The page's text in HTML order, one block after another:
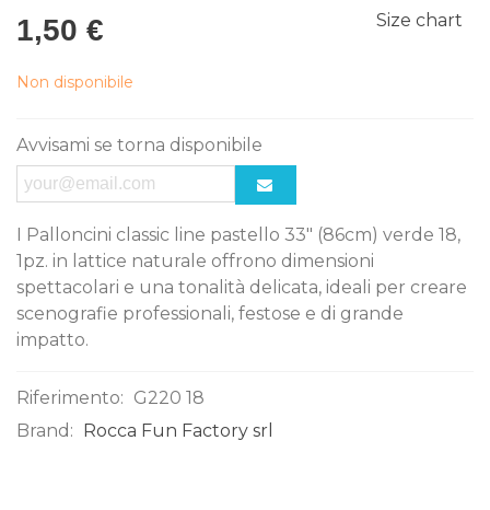
1,50 € Size chart
Non disponibile
Avvisami se torna disponibile
I Palloncini classic line pastello 33" (86cm) verde 18,
1pz. in lattice naturale offrono dimensioni
spettacolari e una tonalità delicata, ideali per creare
scenografie professionali, festose e di grande
impatto.
Riferimento: G220 18
Brand: Rocca Fun Factory srl